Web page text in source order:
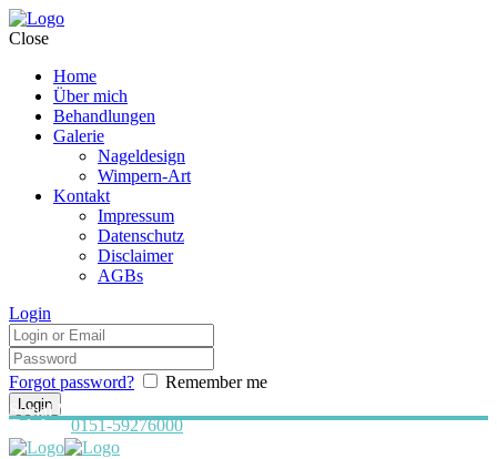
Close
Home
Über mich
Behandlungen
Galerie
Nageldesign
Wimpern-Art
Kontakt
Impressum
Datenschutz
Disclaimer
AGBs
Login
Forgot password? Remember me
Telefon:0151-59276000
Social Media: